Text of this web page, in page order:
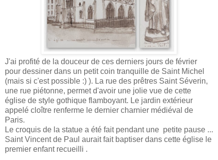
J'ai profité de la douceur de ces derniers jours de février
pour dessiner dans un petit coin tranquille de Saint Michel
(mais si c'est possible :) ). La rue des prêtres Saint Séverin,
une rue piétonne, permet d'avoir une jolie vue de cette
église de style gothique flamboyant. Le jardin extérieur
appelé cloître renferme le dernier charnier médiéval de
Paris.
Le croquis de la statue a été fait pendant une petite pause ...
Saint Vincent de Paul aurait fait baptiser dans cette église le
premier enfant recueilli .